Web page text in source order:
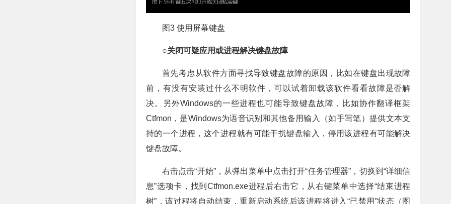
图3 使用屏幕键盘
○关闭可疑应用或进程解决键盘故障
首先考虑从软件方面寻找导致键盘故障的原因，比如在键盘出现故障
前，有没有安装过什么不明软件，可以试着卸载该软件看看故障是否解
决。另外Windows的一些进程也可能导致键盘故障，比如协作翻译框架
Ctfmon，是Windows为语音识别和其他备用输入（如手写笔）提供文本支
持的一个进程，这个进程就有可能干扰键盘输入，停用该进程有可能解决
键盘故障。
右击点击“开始”，从弹出菜单中点击打开“任务管理器”，切换到“详细信
息”选项卡，找到Ctfmon.exe进程后右击它，从右键菜单中选择“结束进程
树”，该过程将自动结束，重新启动系统后该进程将进入“已禁用”状态（图